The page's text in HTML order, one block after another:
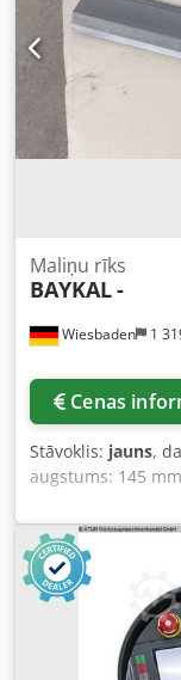
Wiesbaden 1
Maliņu rīks
BAYKAL-
Cenas
Stāvoklis: jauns,
augstums: 145